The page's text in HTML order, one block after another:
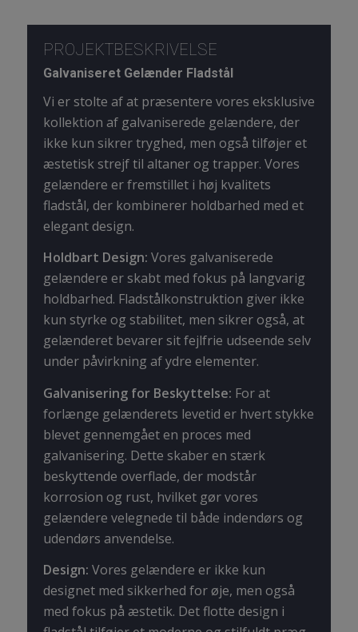
PROJEKTBESKRIVELSE
Galvaniseret Gelænder Fladstål
Vi er stolte af at præsentere vores eksklusive
kollektion af galvaniserede gelændere, der
ikke kun sikrer tryghed, men også tilføjer et
æstetisk strejf til altaner og trapper. Vores
gelændere er fremstillet i høj kvalitets
fladstål, der kombinerer holdbarhed med et
elegant design.
Holdbart Design: Vores galvaniserede
gelændere er skabt med fokus på langvarig
holdbarhed. Fladstålkonstruktion giver ikke
kun styrke og stabilitet, men sikrer også, at
gelænderet bevarer sit fejlfrie udseende selv
under påvirkning af ydre elementer.
Galvanisering for Beskyttelse: For at
forlænge gelænderets levetid er hvert stykke
blevet gennemgået en proces med
galvanisering. Dette skaber en stærk
beskyttende overflade, der modstår
korrosion og rust, hvilket gør vores
gelændere velegnede til både indendørs og
udendørs anvendelse.
Design: Vores gelændere er ikke kun
designet med sikkerhed for øje, men også
med fokus på æstetik. Det flotte design i